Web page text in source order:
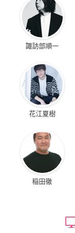
諏訪部順一
花江夏樹
稲田徹